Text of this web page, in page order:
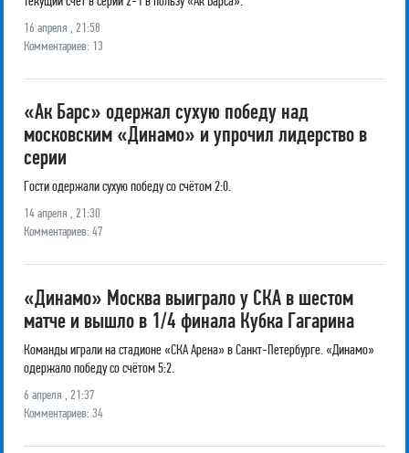
16 апреля , 21:58
Комментариев: 13
«Ак Барс» одержал сухую победу над
московским «Динамо» и упрочил лидерство в
серии
Гости одержали сухую победу со счётом 2:0.
14 апреля , 21:30
Комментариев: 47
«Динамо» Москва выиграло у СКА в шестом
матче и вышло в 1/4 финала Кубка Гагарина
Команды играли на стадионе «СКА Арена» в Санкт-Петербурге. «Динамо»
одержало победу со счётом 5:2.
6 апреля , 21:37
Комментариев: 34